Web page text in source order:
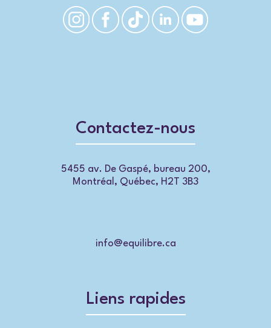
Contactez-nous
5455 av. De Gaspé, bureau 200,
Montréal, Québec, H2T 3B3
info@equilibre.ca
Liens rapides